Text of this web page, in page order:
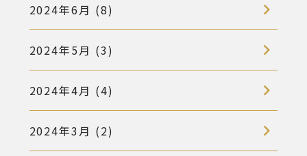
2024年6月 (8)
2024年5月 (3)
2024年4月 (4)
2024年3月 (2)